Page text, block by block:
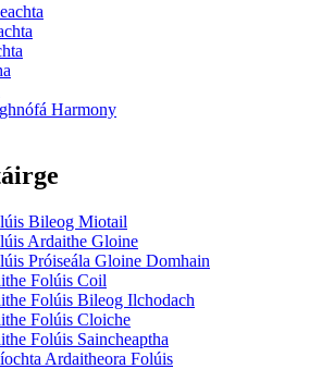
Harmony
Bileog Miotail
Ardaithe Gloine
Próiseála Gloine Domhain
Folúis Coil
Folúis Bileog Ilchodach
Folúis Cloiche
Folúis Saincheaptha
Ardaitheora Folúis